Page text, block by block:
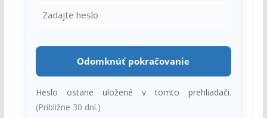
Odomknúť pokračovanie
Heslo ostane uložené v tomto prehliadači.
(Približne 30 dní.)